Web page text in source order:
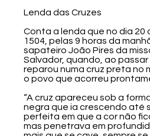
Lenda das Cruzes
Conta a lenda que no dia 20
1504, pelas 9 horas da
sapateiro João Pires da
Salvador, quando, ao passar
reparou numa cruz preta no
o povo que acorreu
“A cruz apareceu sob a
negra que ia crescendo até
perfeita em que a cor não
mas penetrava em